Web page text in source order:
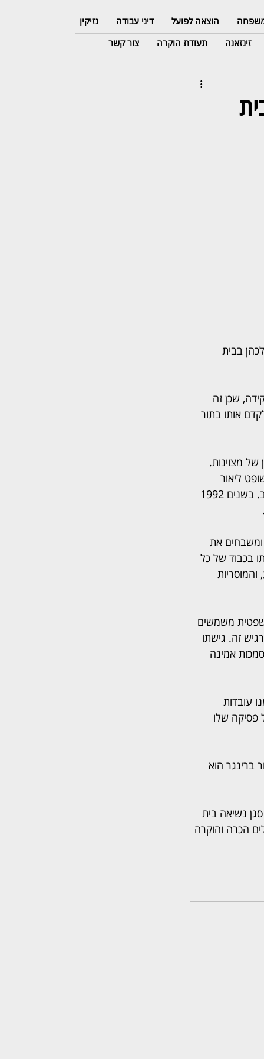
משפחה הוצאה לפועל דיני עבודה
נזיקין
זינזאנה תעודת הוקרה צור קשר
המשפט השלום במחוז הדרום ובנובמבר 2017 עבר לכהן בבית
שכן זה
אותו בתור
מצוינות.
ליאור
את
בכבוד של כל
משמשים
זה. גישתו
אמינה
עובדות
פסיקה שלו
ברינגר הוא
נשיאה בית
הכרה והוקרה